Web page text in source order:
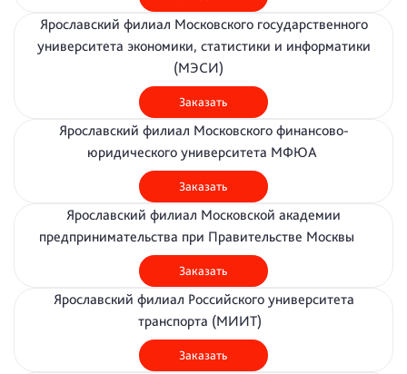
Ярославский филиал Московского государственного
университета экономики, статистики и информатики
(МЭСИ)
Заказать
Ярославский филиал Московского финансово-
юридического университета МФЮА
Заказать
Ярославский филиал Московской академии
предпринимательства при Правительстве Москвы
Заказать
Ярославский филиал Российского университета
транспорта (МИИТ)
Заказать